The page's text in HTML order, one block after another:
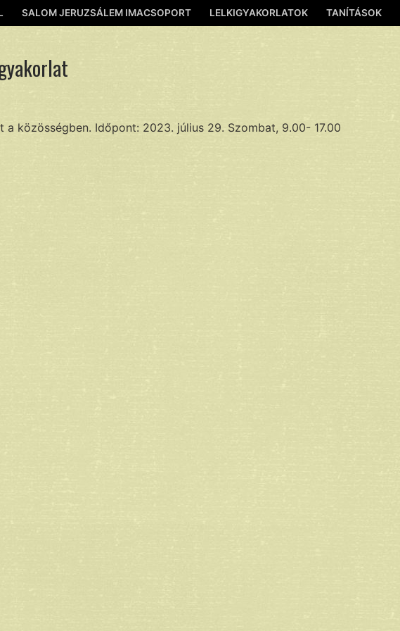
SALOM JERUZSÁLEM IMACSOPORT LELKIGYAKORLATOK TANÍTÁSOK
közösségben. Időpont: 2023. július 29. Szombat, 9.00- 17.00